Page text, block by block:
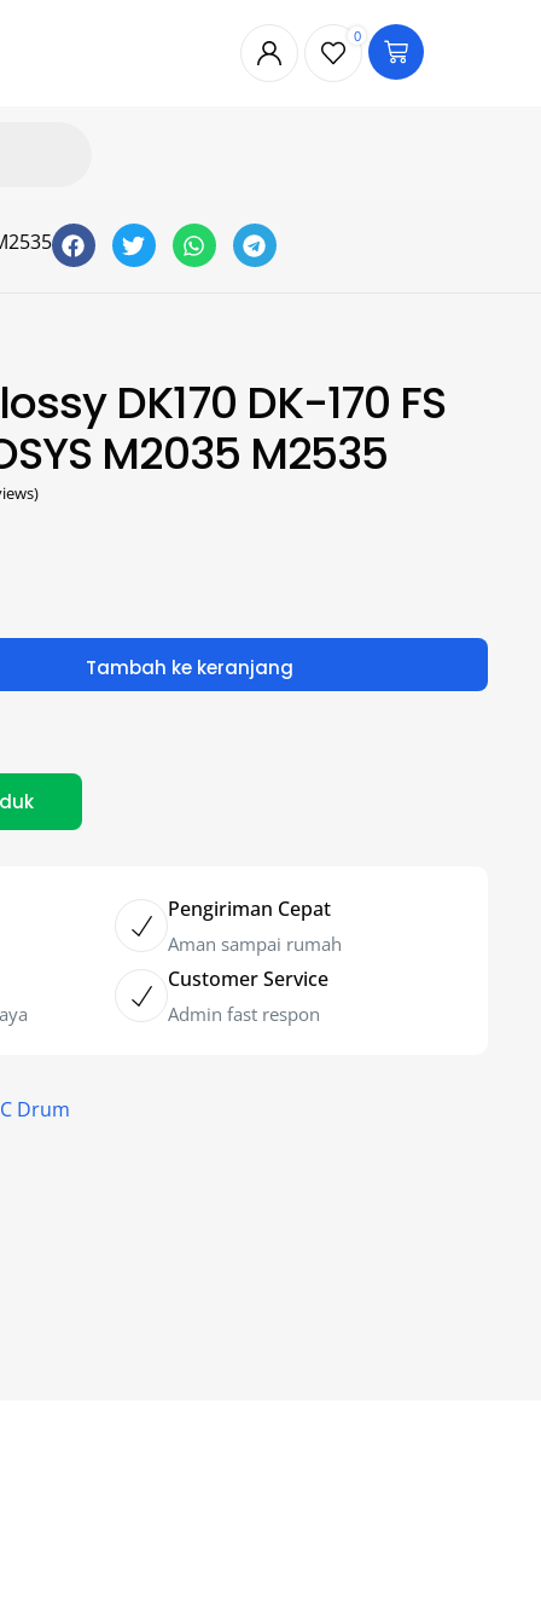
0
DK170 DK-170 FS
M2035 M2535
Tambah ke keranjang
Pengiriman Cepat
Aman sampai rumah
Customer Service
Admin fast respon
Drum